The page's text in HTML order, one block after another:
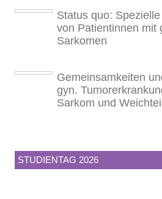
Status quo:
von Patientinnen mit
Sarkomen
Gemeinsamkeiten
gyn.
Sarkom und
STUDIENTAG 2026